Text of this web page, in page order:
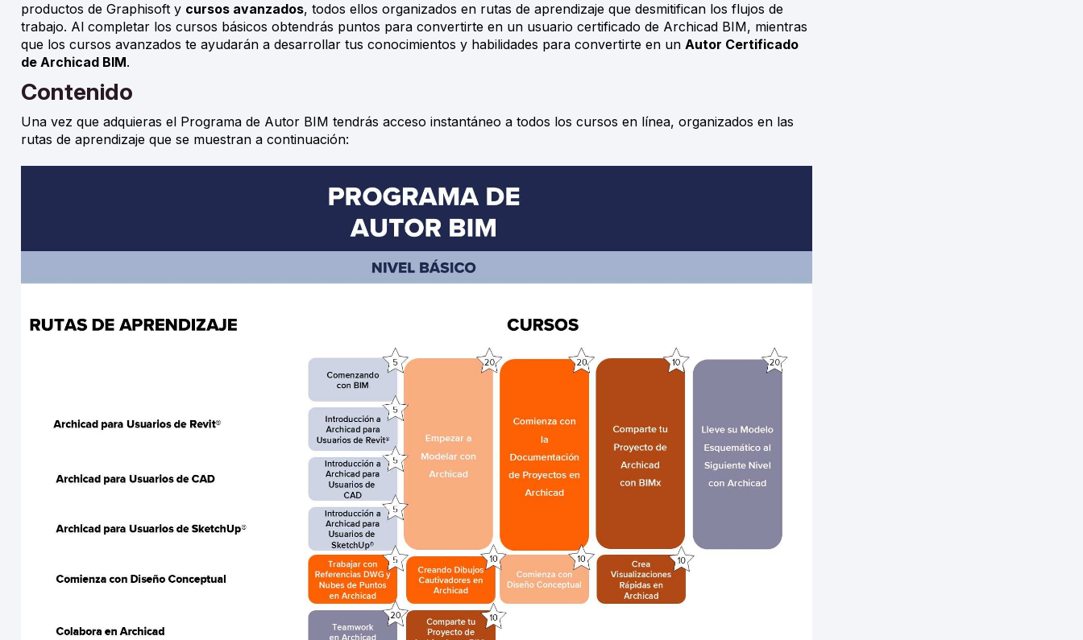
productos de Graphisoft y cursos avanzados, todos ellos organizados en rutas de aprendizaje que desmitifican los flujos de
trabajo. Al completar los cursos básicos obtendrás puntos para convertirte en un usuario certificado de Archicad BIM, mientras
que los cursos avanzados te ayudarán a desarrollar tus conocimientos y habilidades para convertirte en un Autor Certificado
de Archicad BIM.
Contenido
Una vez que adquieras el Programa de Autor BIM tendrás acceso instantáneo a todos los cursos en línea, organizados en las
rutas de aprendizaje que se muestran a continuación: